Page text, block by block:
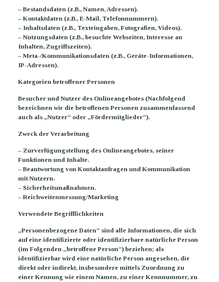
– Bestandsdaten (z.B., Namen, Adressen).
– Kontaktdaten (z.B., E-Mail, Telefonnummern).
– Inhaltsdaten (z.B., Texteingaben, Fotografien, Videos).
– Nutzungsdaten (z.B., besuchte Webseiten, Interesse an
Inhalten, Zugriffszeiten).
– Meta-/Kommunikationsdaten (z.B., Geräte-Informationen,
IP-Adressen).
Kategorien betroffener Personen
Besucher und Nutzer des Onlineangebotes (Nachfolgend
bezeichnen wir die betroffenen Personen zusammenfassend
auch als „Nutzer“ oder „Fördermitglieder“).
Zweck der Verarbeitung
– Zurverfügungstellung des Onlineangebotes, seiner
Funktionen und Inhalte.
– Beantwortung von Kontaktanfragen und Kommunikation
mit Nutzern.
– Sicherheitsmaßnahmen.
– Reichweitenmessung/Marketing
Verwendete Begrifflichkeiten
„Personenbezogene Daten“ sind alle Informationen, die sich
auf eine identifizierte oder identifizierbare natürliche Person
(im Folgenden „betroffene Person“) beziehen; als
identifizierbar wird eine natürliche Person angesehen, die
direkt oder indirekt, insbesondere mittels Zuordnung zu
einer Kennung wie einem Namen, zu einer Kennnummer, zu